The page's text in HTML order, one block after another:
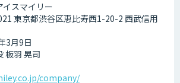
イスマイリー
東京都渋谷区恵比寿西1-20-2 西武信用
3月9日
板羽 晃司
company/